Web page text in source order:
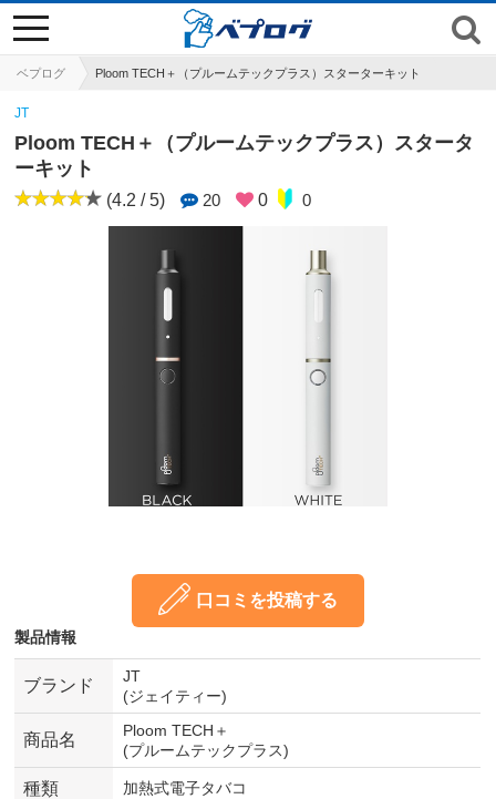
ベプログ Ploom TECH＋（プルームテックプラス）スターターキット
toggle
navigation
JT
Ploom TECH＋（プルームテックプラス）スタータ
ーキット
(4.2 / 5) 20 0 0
口コミを投稿する
製品情報
ブランド
JT
(ジェイティー)
商品名
Ploom TECH＋
(プルームテックプラス)
種類 加熱式電子タバコ